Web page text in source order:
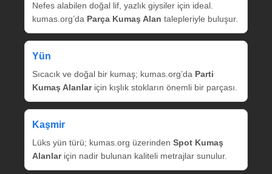
Nefes alabilen doğal lif, yazlık giysiler için ideal.
kumas.org’da Parça Kumaş Alan talepleriyle buluşur.
Yün
Sıcacık ve doğal bir kumaş; kumas.org’da Parti
Kumaş Alanlariçin kışlık stokların önemli bir parçası.
Kaşmir
Lüks yün türü; kumas.org üzerinden Spot Kumaş
Alanlariçin nadir bulunan kaliteli metrajlar sunulur.